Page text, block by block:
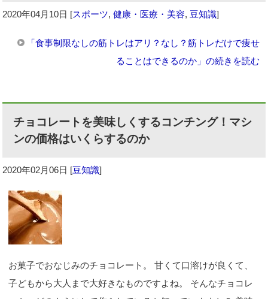
2020年04月10日 [スポーツ,健康・医療・美容, 豆知識]
「食事制限なしの筋トレはアリ？なし？筋トレだけで痩せ
ることはできるのか」の続きを読む
チョコレートを美味しくするコンチング！マシ
ンの価格はいくらするのか
2020年02月06日 [豆知識]
お菓子でおなじみのチョコレート。 甘くて口溶けが良くて、
子どもから大人まで大好きなものですよね。 そんなチョコレ